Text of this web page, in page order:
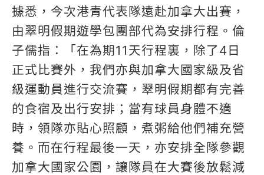
據悉，今次港青代表隊遠赴加拿大出賽，
由翠明假期遊學包團部代為安排行程。倫
子儒指：「在為期11天行程裏，除了4日
正式比賽外，我們亦與加拿大國家級及省
級運動員進行交流賽，翠明假期都有完善
的食宿及出行安排；當有球員身體不適
時，領隊亦貼心照顧，煮粥給他們補充營
養。而在行程最後一天，亦安排全隊參觀
加拿大國家公園，讓隊員在大賽後放鬆減